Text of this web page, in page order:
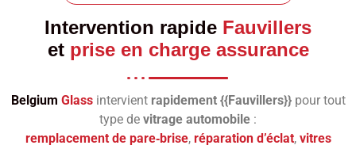
Intervention rapide Fauvillers
et prise en charge assurance
Belgium Glassintervient rapidement {{Fauvillers}}pour tout
type de vitrage automobile :
remplacement de pare‑brise, réparation d’éclat, vitres